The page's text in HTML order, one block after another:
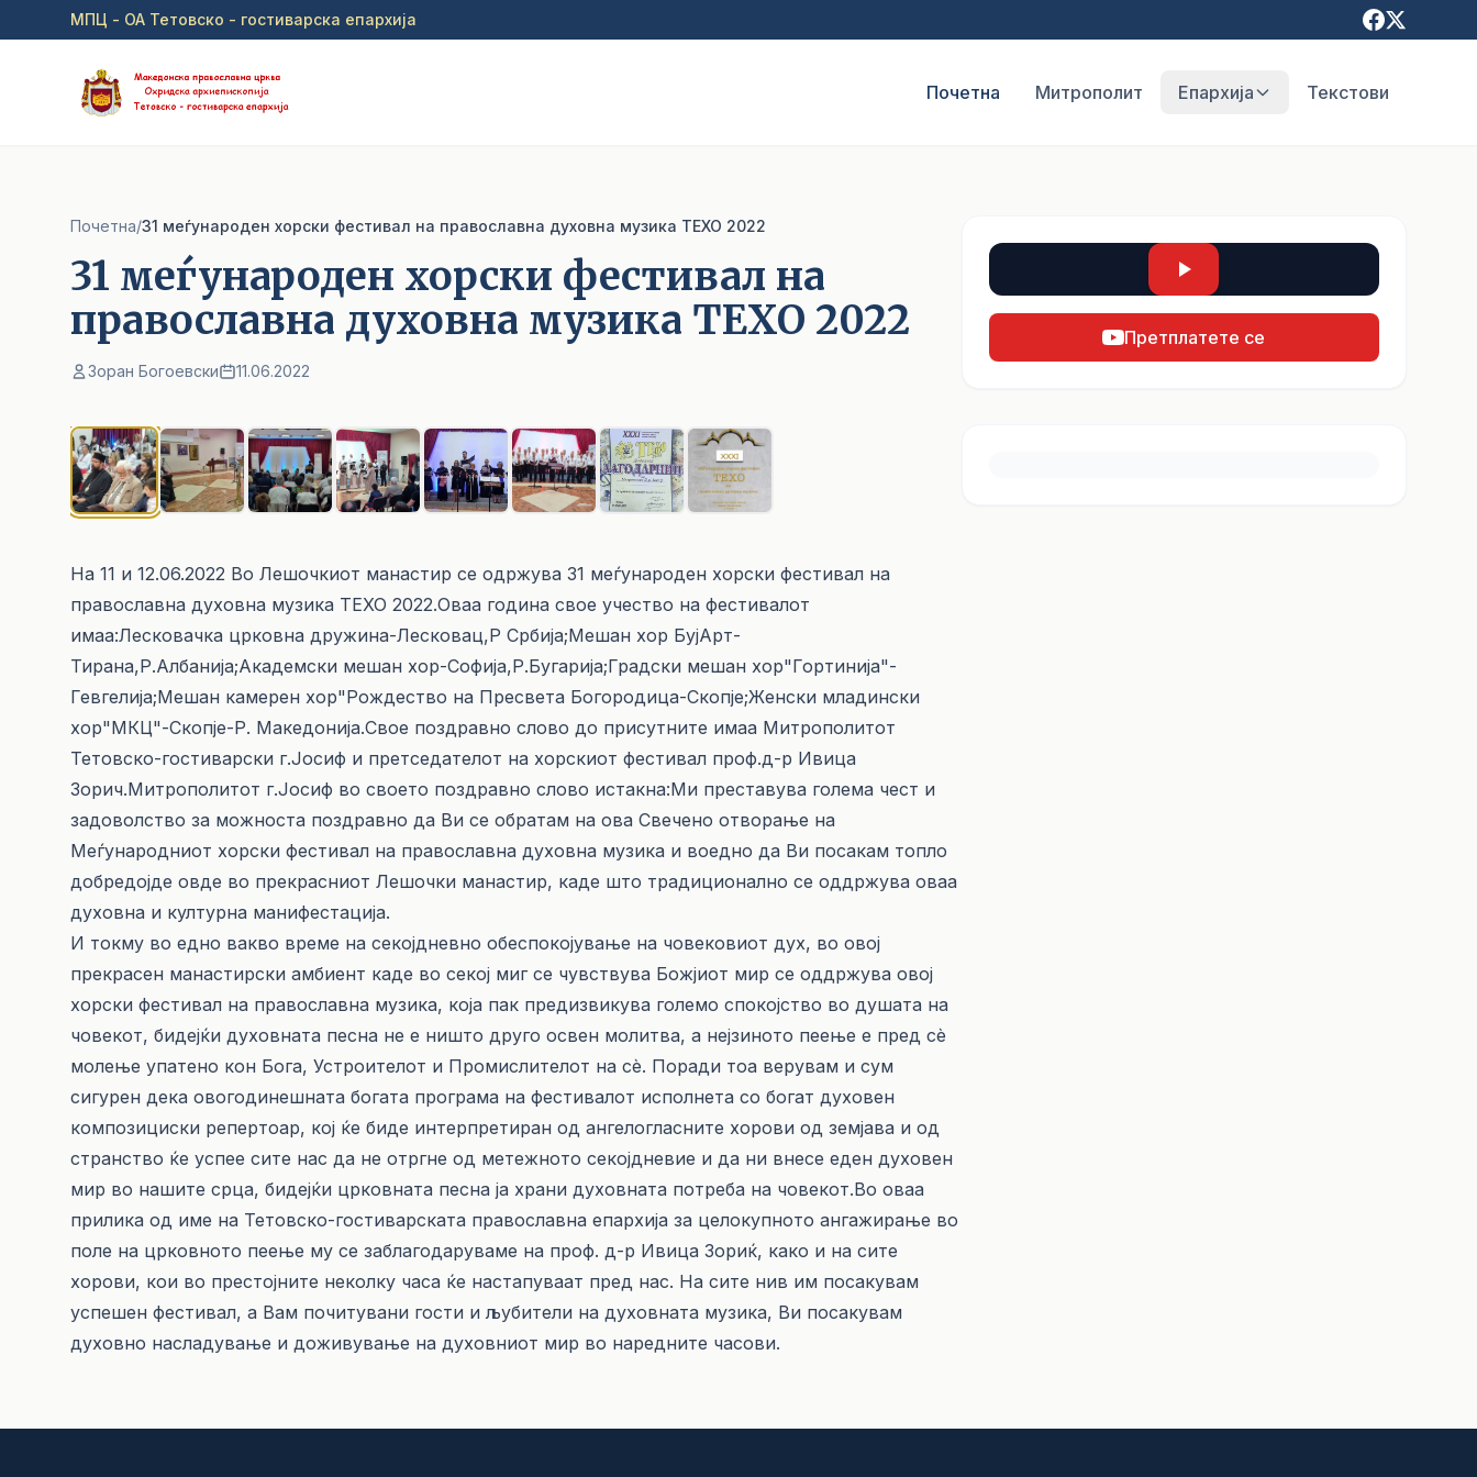
Прејди на главна содржина
МПЦ - ОА Тетовско - гостиварска епархија
Почетна Митрополит Епархија Текстови
Почетна/31 меѓународен хорски фестивал на православна духовна музика ТЕХО 2022
31 меѓународен хорски фестивал на
православна духовна музика ТЕХО 2022
Зоран Богоевски 11.06.2022
На 11 и 12.06.2022 Во Лешочкиот манастир се одржува 31 меѓународен хорски фестивал на
православна духовна музика ТЕХО 2022.Оваа година свое учество на фестивалот
имаа:Лесковачка црковна дружина-Лесковац,Р Србија;Мешан хор БујАрт-
Тирана,Р.Албанија;Академски мешан хор-Софија,Р.Бугарија;Градски мешан хор"Гортинија"-
Гевгелија;Мешан камерен хор"Рождество на Пресвета Богородица-Скопје;Женски младински
хор"МКЦ"-Скопје-Р. Македонија.Свое поздравно слово до присутните имаа Митрополитот
Тетовско-гостиварски г.Јосиф и претседателот на хорскиот фестивал проф.д-р Ивица
Зорич.Митрополитот г.Јосиф во своето поздравно слово истакна:Ми преставува голема чест и
задоволство за можноста поздравно да Ви се обратам на ова Свечено отворање на
Меѓународниот хорски фестивал на православна духовна музика и воедно да Ви посакам топло
добредојде овде во прекрасниот Лешочки манастир, каде што традиционално се оддржува оваа
духовна и културна манифестација.
И токму во едно вакво време на секојдневно обеспокојување на човековиот дух, во овој
прекрасен манастирски амбиент каде во секој миг се чувствува Божјиот мир се оддржува овој
хорски фестивал на православна музика, која пак предизвикува големо спокојство во душата на
човекот, бидејќи духовната песна не е ништо друго освен молитва, а нејзиното пеење е пред сѐ
молење упатено кон Бога, Устроителот и Промислителот на сѐ. Поради тоа верувам и сум
сигурен дека овогодинешната богата програма на фестивалот исполнета со богат духовен
композициски репертоар, кој ќе биде интерпретиран од ангелогласните хорови од земјава и од
странство ќе успее сите нас да не отргне од метежното секојдневие и да ни внесе еден духовен
мир во нашите срца, бидејќи црковната песна ја храни духовната потреба на човекот.Во оваа
прилика од име на Тетовско-гостиварската православна епархија за целокупното ангажирање во
поле на црковното пеење му се заблагодаруваме на проф. д-р Ивица Зориќ, како и на сите
хорови, кои во престојните неколку часа ќе настапуваат пред нас. На сите нив им посакувам
успешен фестивал, а Вам почитувани гости и љубители на духовната музика, Ви посакувам
духовно насладување и доживување на духовниот мир во наредните часови.
Претплатете се